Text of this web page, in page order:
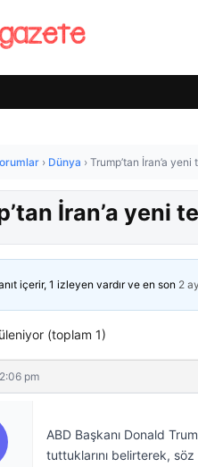
› Dünya › Trump’tan İran’a
İran’a yeni
içerir, 1 izleyen vardır ve en son 2
(toplam 1)
pm
ABD Başkanı Donald
tuttuklarını belirterek,